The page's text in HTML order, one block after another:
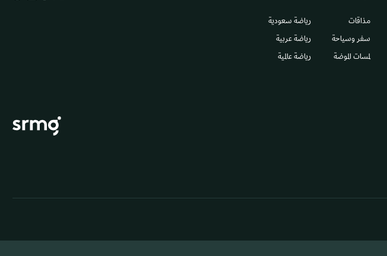
مذاقات
سفر وسياحة
لمسات الموضة
رياضة سعودية
رياضة عربية
رياضة عالمية